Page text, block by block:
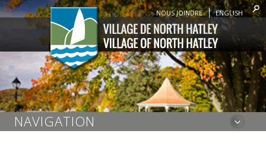
NOUS JOINDRE ENGLISH
NAVIGATION